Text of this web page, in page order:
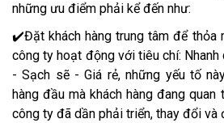
những ưu điểm phải kể đến như:
✔️Đặt khách hàng trung tâm để thỏa
công ty hoạt động với tiêu chí: Nhanh
- Sạch sẽ - Giá rẻ, những yếu tố
hàng đầu mà khách hàng đang quan
công ty đã dần phải triển, thay đổi